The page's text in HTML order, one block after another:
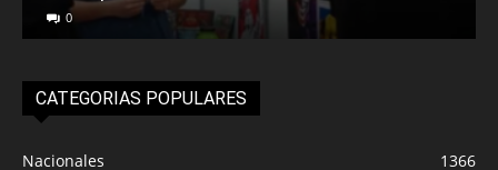
0
CATEGORIAS POPULARES
Nacionales
1366